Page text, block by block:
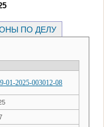
ПО ДЕЛУ
01-2025-003012-08